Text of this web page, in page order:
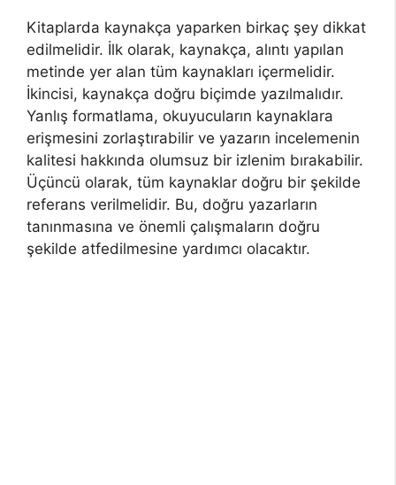
Kitaplarda kaynakça yaparken birkaç şey dikkat
edilmelidir. İlk olarak, kaynakça, alıntı yapılan
metinde yer alan tüm kaynakları içermelidir.
İkincisi, kaynakça doğru biçimde yazılmalıdır.
Yanlış formatlama, okuyucuların kaynaklara
erişmesini zorlaştırabilir ve yazarın incelemenin
kalitesi hakkında olumsuz bir izlenim bırakabilir.
Üçüncü olarak, tüm kaynaklar doğru bir şekilde
referans verilmelidir. Bu, doğru yazarların
tanınmasına ve önemli çalışmaların doğru
şekilde atfedilmesine yardımcı olacaktır.